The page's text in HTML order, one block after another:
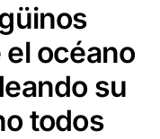
océano
su
todos